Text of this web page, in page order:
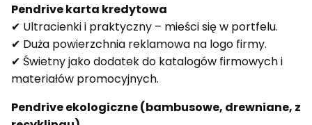
Pendrive karta kredytowa
✔ Ultracienki i praktyczny – mieści się w portfelu.
✔ Duża powierzchnia reklamowa na logo firmy.
✔ Świetny jako dodatek do katalogów firmowych i
materiałów promocyjnych.
Pendrive ekologiczne (bambusowe, drewniane, z